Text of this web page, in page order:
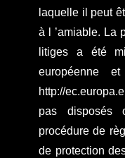
laquelle il peut
à l ’amiable. La
litiges a été
européenne
http://
pas disposés
procédure de
de protection